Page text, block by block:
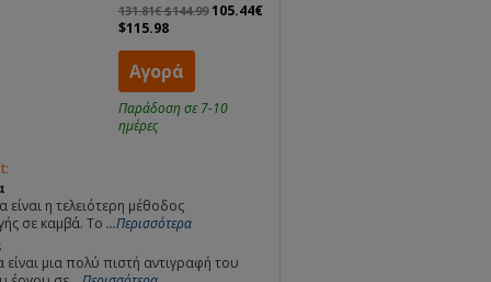
131.81€ $144.99 105.44€
$115.98
Αγορά
Παράδοση σε 7-10
ημέρες
είναι η τελειότερη μέθοδος
σε καμβά. Το ...Περισσότερα
μια πολύ πιστή αντιγραφή του